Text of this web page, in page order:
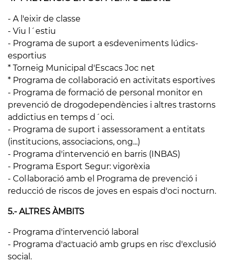
- A l'eixir de classe
- Viu l´estiu
- Programa de suport a esdeveniments lúdics-
esportius
* Torneig Municipal d'Escacs Joc net
* Programa de col·laboració en activitats esportives
- Programa de formació de personal monitor en
prevenció de drogodependències i altres trastorns
addictius en temps d´oci.
- Programa de suport i assessorament a entitats
(institucions, associacions, ong...)
- Programa d'intervenció en barris (INBAS)
- Programa Esport Segur: vigorèxia
- Col·laboració amb el Programa de prevenció i
reducció de riscos de joves en espais d'oci nocturn.
5.- ALTRES ÀMBITS
- Programa d'intervenció laboral
- Programa d'actuació amb grups en risc d'exclusió
social.